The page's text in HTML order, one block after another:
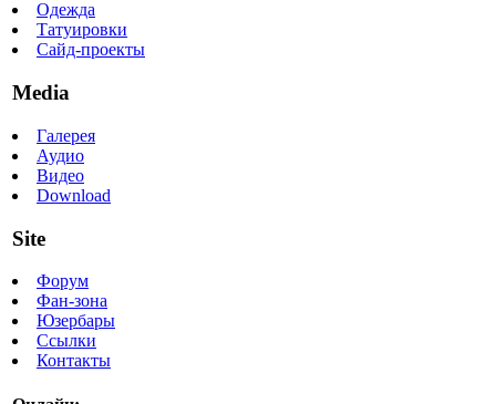
Одежда
Татуировки
Сайд-проекты
Media
Галерея
Аудио
Видео
Download
Site
Форум
Фан-зона
Юзербары
Ссылки
Контакты